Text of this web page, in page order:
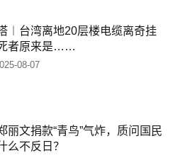
︱台湾离地20层楼电缆离奇挂
者原来是……
08-07
丽文捐款“青鸟”气炸，质问国民
么不反日？